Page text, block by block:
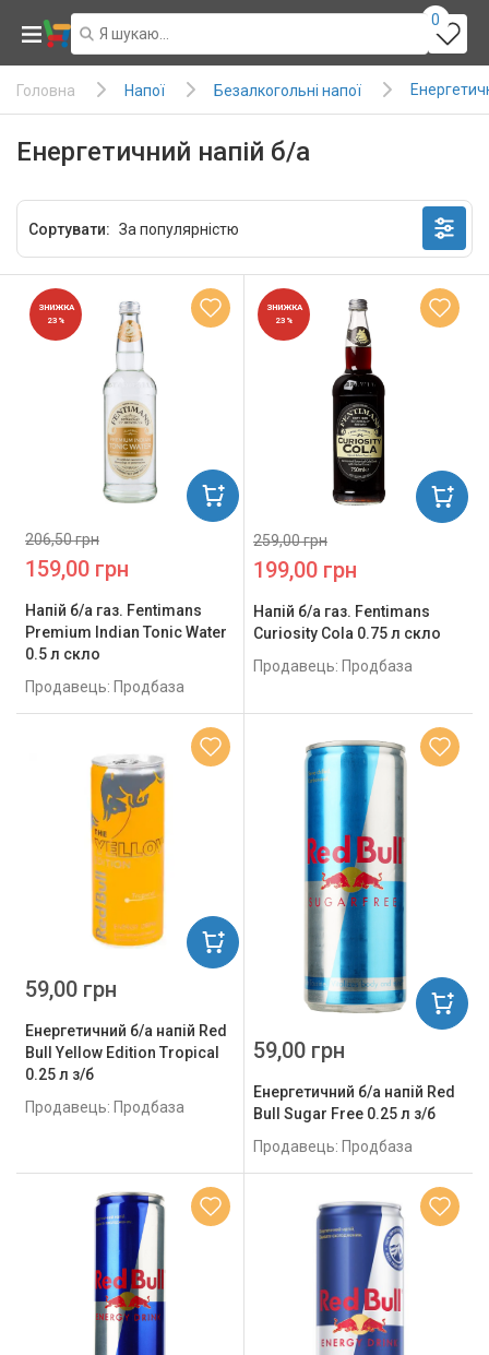
0
Головна Напої Безалкогольні напої
Енергетичний напій б/а
Сортувати:
ЗНИЖКА
23%
Напій б/а газ. Fentimans
Premium Indian Tonic Water
0.5 л скло
Продавець: Продбаза
206,50 грн
159,00 грн
ЗНИЖКА
23%
Напій б/а газ. Fentimans
Curiosity Cola 0.75 л скло
Продавець: Продбаза
259,00 грн
199,00 грн
Енергетичний б/а напій Red
Bull Yellow Edition Tropical
0.25 л з/б
Продавець: Продбаза
59,00 грн
Енергетичний б/а напій Red
Bull Sugar Free 0.25 л з/б
Продавець: Продбаза
59,00 грн